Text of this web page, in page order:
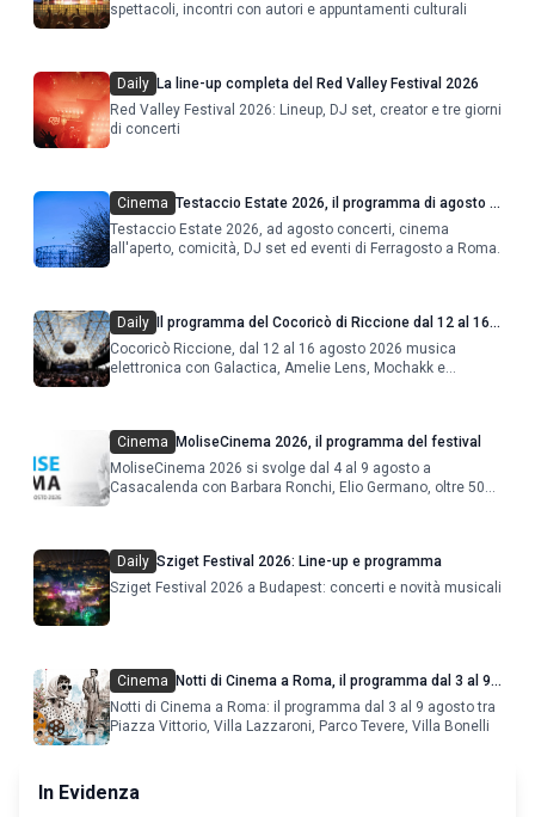
spettacoli, incontri con autori e appuntamenti culturali
Daily La line-up completa del Red Valley Festival 2026
Red Valley Festival 2026: Lineup, DJ set, creator e tre giorni
di concerti
Cinema Testaccio Estate 2026, il programma di agosto e
Ferragosto
Testaccio Estate 2026, ad agosto concerti, cinema
all'aperto, comicità, DJ set ed eventi di Ferragosto a Roma.
Daily
Il programma del Cocoricò di Riccione dal 12 al 16
agosto 2026
Cocoricò Riccione, dal 12 al 16 agosto 2026 musica
elettronica con Galactica, Amelie Lens, Mochakk e
Cinema
MoliseCinema 2026, il programma del festival
MoliseCinema 2026 si svolge dal 4 al 9 agosto a
Casacalenda con Barbara Ronchi, Elio Germano, oltre 50
Daily Sziget Festival 2026: Line-up e programma
Sziget Festival 2026 a Budapest: concerti e novità musicali
Cinema
Notti di Cinema a Roma, il programma dal 3 al 9
agosto
Notti di Cinema a Roma: il programma dal 3 al 9 agosto tra
Piazza Vittorio, Villa Lazzaroni, Parco Tevere, Villa Bonelli
In Evidenza